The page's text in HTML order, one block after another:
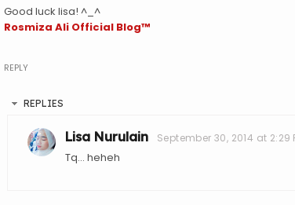
Good luck lisa! ^_^
Rosmiza Ali Official Blog™
REPLY
REPLIES
Lisa Nurulain September 30, 2014 at 2:29
Tq... heheh